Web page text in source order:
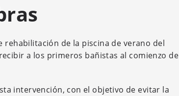
rehabilitación de la piscina de verano del
a los primeros bañistas al comienzo de
intervención, con el objetivo de evitar la